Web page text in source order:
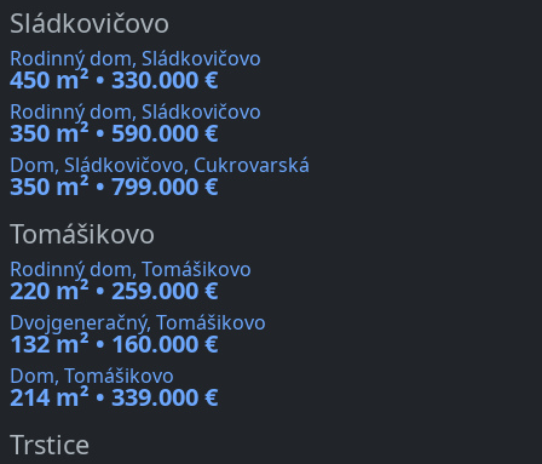
Sládkovičovo
Rodinný dom, Sládkovičovo
450 m² • 330.000 €
Rodinný dom, Sládkovičovo
350 m² • 590.000 €
Dom, Sládkovičovo, Cukrovarská
350 m² • 799.000 €
Tomášikovo
Rodinný dom, Tomášikovo
220 m² • 259.000 €
Dvojgeneračný, Tomášikovo
132 m² • 160.000 €
Dom, Tomášikovo
214 m² • 339.000 €
Trstice